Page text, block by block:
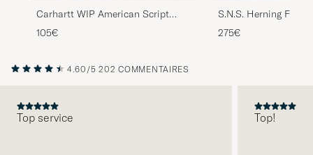
Carhartt WIP American Script
Half Zip Sweatshirt Black
105€
S.N.S. Herning
Zip Navy Blue
275€
4.60/5 202 COMMENTAIRES
Top service Top!